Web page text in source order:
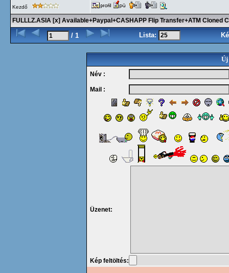
Kezdő
FULLLZ.ASIA [x] Available+Paypal+CASHAPP Flip Transfer+ATM Cloned
/ 1 Lista:
Új
Név :
Mail :
Üzenet:
Kép feltöltés: